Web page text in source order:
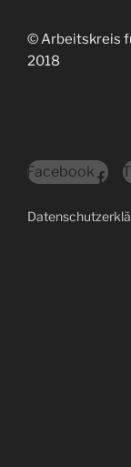
© Arbeitskreis
2018
Facebook